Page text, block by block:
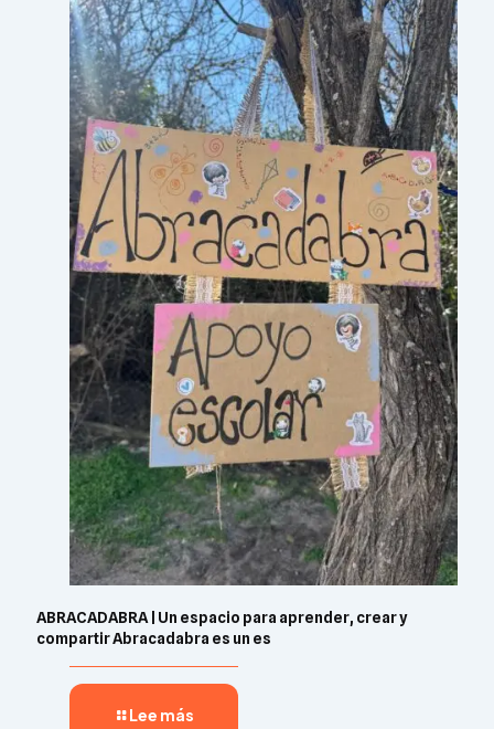
ABRACADABRA | Un espacio para aprender, crear y
compartir Abracadabra es un es
Lee más